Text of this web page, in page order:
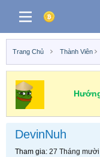
Trang Chủ Thành Viên
DevinNuh
Tham gia 27 Tháng